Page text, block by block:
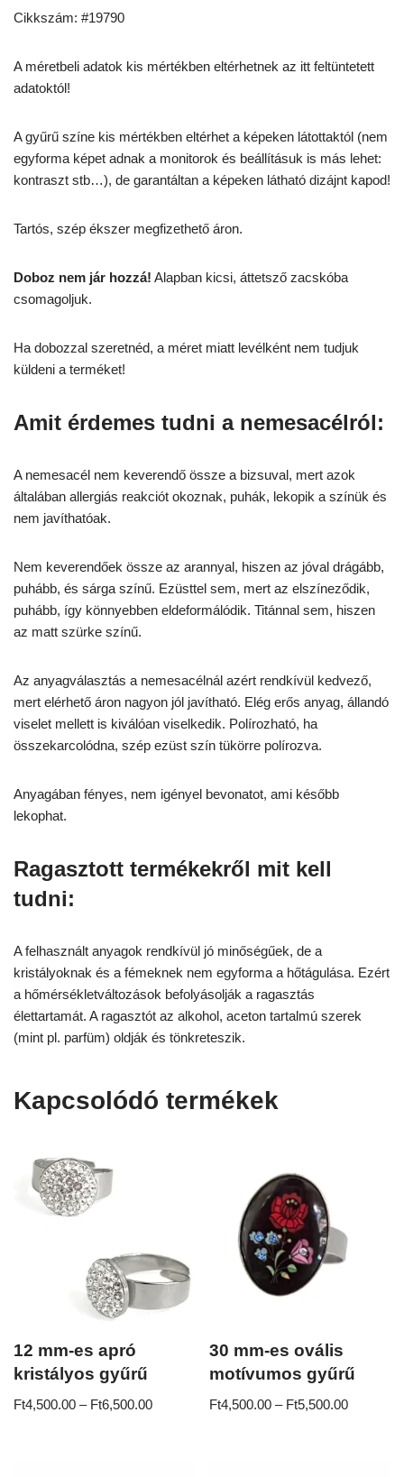
Cikkszám: #19790
A méretbeli adatok kis mértékben eltérhetnek az itt feltüntetett
adatoktól!
A gyűrű színe kis mértékben eltérhet a képeken látottaktól (nem
egyforma képet adnak a monitorok és beállításuk is más lehet:
kontraszt stb…), de garantáltan a képeken látható dizájnt kapod!
Tartós, szép ékszer megfizethető áron.
Doboz nem jár hozzá! Alapban kicsi, áttetsző zacskóba
csomagoljuk.
Ha dobozzal szeretnéd, a méret miatt levélként nem tudjuk
küldeni a terméket!
Amit érdemes tudni a nemesacélról:
A nemesacél nem keverendő össze a bizsuval, mert azok
általában allergiás reakciót okoznak, puhák, lekopik a színük és
nem javíthatóak.
Nem keverendőek össze az arannyal, hiszen az jóval drágább,
puhább, és sárga színű. Ezüsttel sem, mert az elszíneződik,
puhább, így könnyebben eldeformálódik. Titánnal sem, hiszen
az matt szürke színű.
Az anyagválasztás a nemesacélnál azért rendkívül kedvező,
mert elérhető áron nagyon jól javítható. Elég erős anyag, állandó
viselet mellett is kiválóan viselkedik. Polírozható, ha
összekarcolódna, szép ezüst szín tükörre polírozva.
Anyagában fényes, nem igényel bevonatot, ami később
lekophat.
Ragasztott termékekről mit kell
tudni:
A felhasznált anyagok rendkívül jó minőségűek, de a
kristályoknak és a fémeknek nem egyforma a hőtágulása. Ezért
a hőmérsékletváltozások befolyásolják a ragasztás
élettartamát. A ragasztót az alkohol, aceton tartalmú szerek
(mint pl. parfüm) oldják és tönkreteszik.
Kapcsolódó termékek
12 mm-es apró
kristályos gyűrű
Ft4,500.00 – Ft6,500.00
30 mm-es ovális
motívumos gyűrű
Ft4,500.00 – Ft5,500.00